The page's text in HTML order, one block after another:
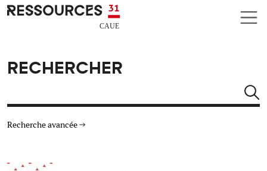
Aller au contenu principal
CAUE RESSOURCES 31
RECHERCHER
Recherche avancée